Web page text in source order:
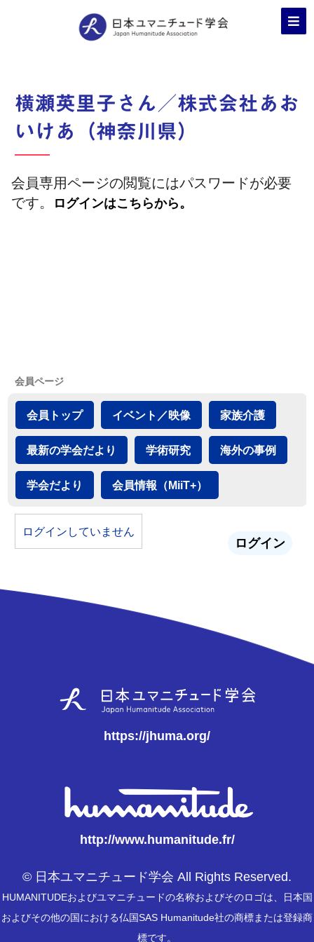
横瀬英里子さん／株式会社あお
いけあ（神奈川県）
会員専用ページの閲覧にはパスワードが必要
です。
ログインはこちらから。
会員ページ
会員トップ イベント／映像 家族介護
最新の学会だより 学術研究 海外の事例
学会だより 会員情報（MiiT+）
ログインしていません
ログイン
https://jhuma.org/
http://www.humanitude.fr/
© 日本ユマニチュード学会 All Rights Reserved.
HUMANITUDEおよびユマニチュードの名称およびそのロゴは、日本国
およびその他の国における仏国SAS Humanitude社の商標または登録商
標です。